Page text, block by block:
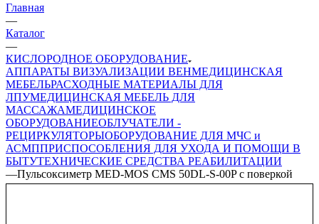
Главная
—
Каталог
—
КИСЛОРОДНОЕ ОБОРУДОВАНИЕ
АППАРАТЫ ВИЗУАЛИЗАЦИИ ВЕНМЕДИЦИНСКАЯ
МЕБЕЛЬРАСХОДНЫЕ МАТЕРИАЛЫ ДЛЯ
ЛПУМЕДИЦИНСКАЯ МЕБЕЛЬ ДЛЯ
МАССАЖАМЕДИЦИНСКОЕ
ОБОРУДОВАНИЕОБЛУЧАТЕЛИ -
РЕЦИРКУЛЯТОРЫОБОРУДОВАНИЕ ДЛЯ МЧС и
АСМППРИСПОСОБЛЕНИЯ ДЛЯ УХОДА И ПОМОЩИ В
БЫТУТЕХНИЧЕСКИЕ СРЕДСТВА РЕАБИЛИТАЦИИ
—Пульсоксиметр MED-MOS CMS 50DL-S-00P с поверкой